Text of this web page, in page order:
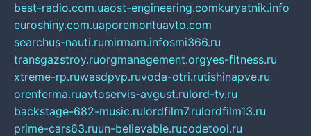
best-radio.com.uaost-engineering.comkuryatnik.info
euroshiny.com.uaporemontuavto.com
searchus-nauti.rumirmam.infosmi366.ru
transgazstroy.ruorgmanagement.orgyes-fitness.ru
xtreme-rp.ruwasdpvp.ruvoda-otri.rutishinapve.ru
orenferma.ruavtoservis-avgust.rulord-tv.ru
backstage-682-music.rulordfilm7.rulordfilm13.ru
prime-cars63.ruun-believable.rucodetool.ru